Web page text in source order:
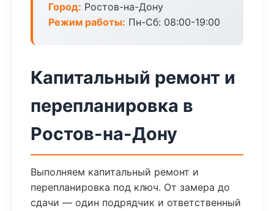
Город: Ростов-на-Дону
Режим работы: Пн-Сб: 08:00-19:00
Капитальный ремонт и
перепланировка в
Ростов-на-Дону
Выполняем капитальный ремонт и
перепланировка под ключ. От замера до
сдачи — один подрядчик и ответственный